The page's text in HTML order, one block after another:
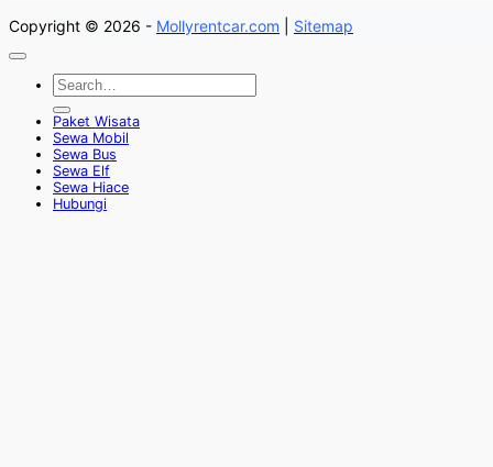
Copyright © 2026 - Mollyrentcar.com Sitemap
Paket Wisata
Sewa Mobil
Sewa Bus
Sewa Elf
Sewa Hiace
Hubungi